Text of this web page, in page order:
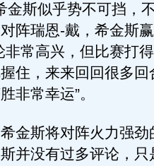
斯似乎势不可挡，
阵瑞恩-戴，希金斯
常高兴，但比赛打
住，来来回回很多回
非常幸运”。
斯将对阵火力强劲
并没有过多评论，只